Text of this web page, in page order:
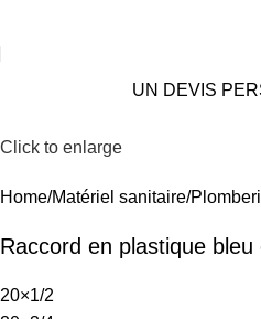
UN DEVIS
Click to enlarge
Home Matériel sanitaire
Raccord en plastique bleu
20×1/2